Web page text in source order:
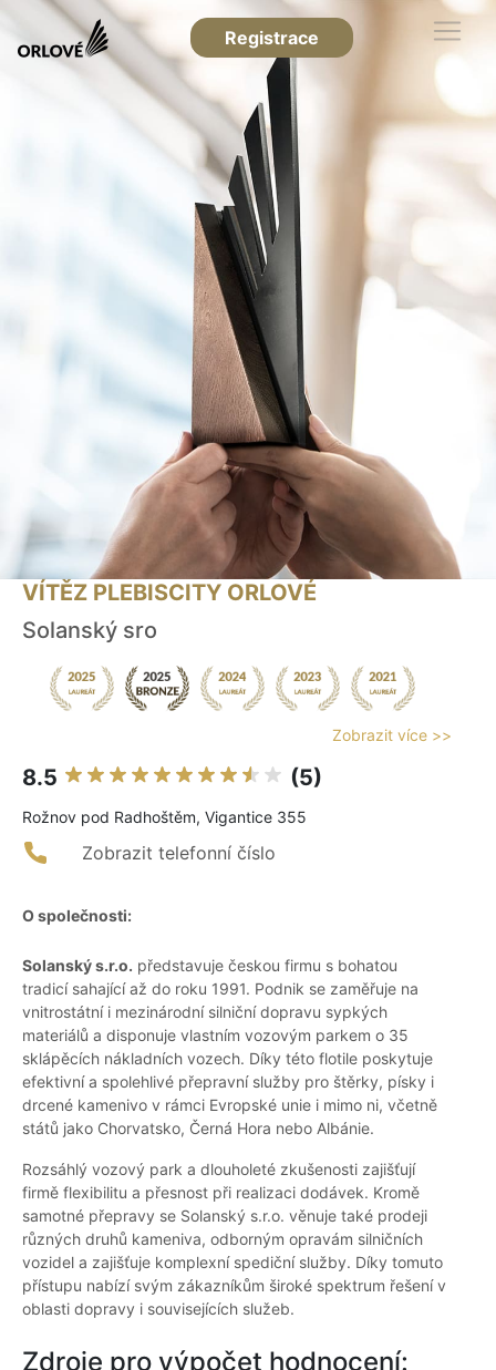
Registrace
VÍTĚZ PLEBISCITY ORLOVÉ
Solanský sro
Zobrazit více >>
8.5 (5)
Rožnov pod Radhoštěm, Vigantice 355
Zobrazit telefonní číslo
O společnosti:
Solanský s.r.o. představuje českou firmu s bohatou
tradicí sahající až do roku 1991. Podnik se zaměřuje na
vnitrostátní i mezinárodní silniční dopravu sypkých
materiálů a disponuje vlastním vozovým parkem o 35
sklápěcích nákladních vozech. Díky této flotile poskytuje
efektivní a spolehlivé přepravní služby pro štěrky, písky i
drcené kamenivo v rámci Evropské unie i mimo ni, včetně
států jako Chorvatsko, Černá Hora nebo Albánie.
Rozsáhlý vozový park a dlouholeté zkušenosti zajišťují
firmě flexibilitu a přesnost při realizaci dodávek. Kromě
samotné přepravy se Solanský s.r.o. věnuje také prodeji
různých druhů kameniva, odborným opravám silničních
vozidel a zajišťuje komplexní spediční služby. Díky tomuto
přístupu nabízí svým zákazníkům široké spektrum řešení v
oblasti dopravy i souvisejících služeb.
Zdroje pro výpočet hodnocení: